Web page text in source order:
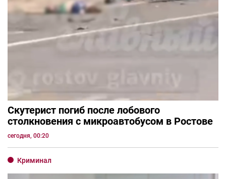
Скутерист погиб после лобового
столкновения с микроавтобусом в Ростове
сегодня, 00:20
Криминал